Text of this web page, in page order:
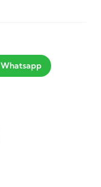
Whatsapp